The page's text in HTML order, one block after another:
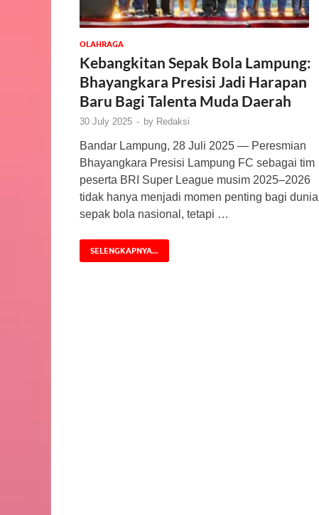
OLAHRAGA
Kebangkitan Sepak Bola Lampung:
Bhayangkara Presisi Jadi Harapan
Baru Bagi Talenta Muda Daerah
30 July 2025 - by Redaksi
Bandar Lampung, 28 Juli 2025 — Peresmian
Bhayangkara Presisi Lampung FC sebagai tim
peserta BRI Super League musim 2025–2026
tidak hanya menjadi momen penting bagi dunia
sepak bola nasional, tetapi …
SELENGKAPNYA...